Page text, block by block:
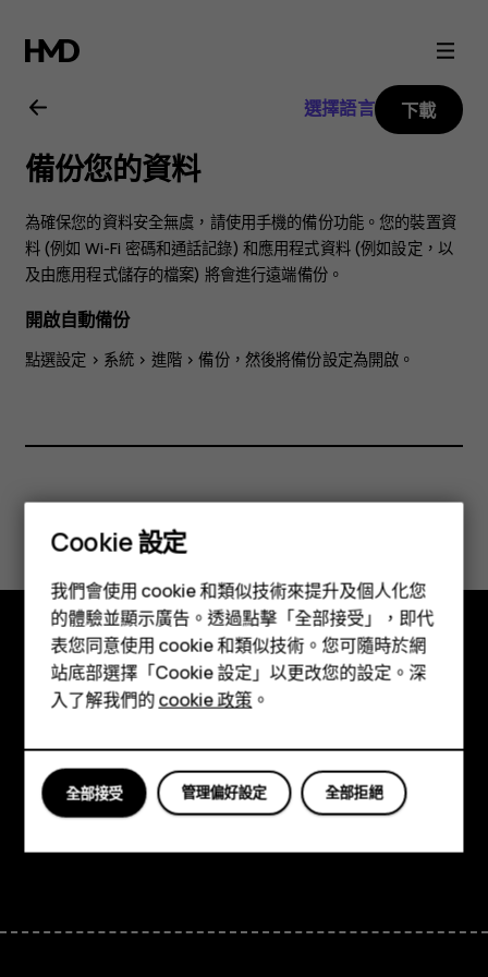
Nokia
3.2
用
戶
指
南
智慧型手機
功能型手機
配件
平板電腦
選擇語言 下載
備份您的資料
為確保您的資料安全無虞，請使用手機的備份功能。您的裝置資
料 (例如 Wi-Fi 密碼和通話記錄) 和應用程式資料 (例如設定，以
及由應用程式儲存的檔案) 將會進行遠端備份。
開啟自動備份
點選設定 > 系統 > 進階>備份，然後將備份設定為開啟。
探索
關於
Planet and people
支援
FacebookInstagram
TiktokYoutubeLinkedinDiscord
Cookie 設定
我們會使用 cookie 和類似技術來提升及個人化您
的體驗並顯示廣告。透過點擊「全部接受」，即代
表您同意使用 cookie 和類似技術。您可隨時於網
站底部選擇「Cookie 設定」以更改您的設定。深
入了解我們的cookie 政策 。
全部拒絕
管理偏好設定
全部接受